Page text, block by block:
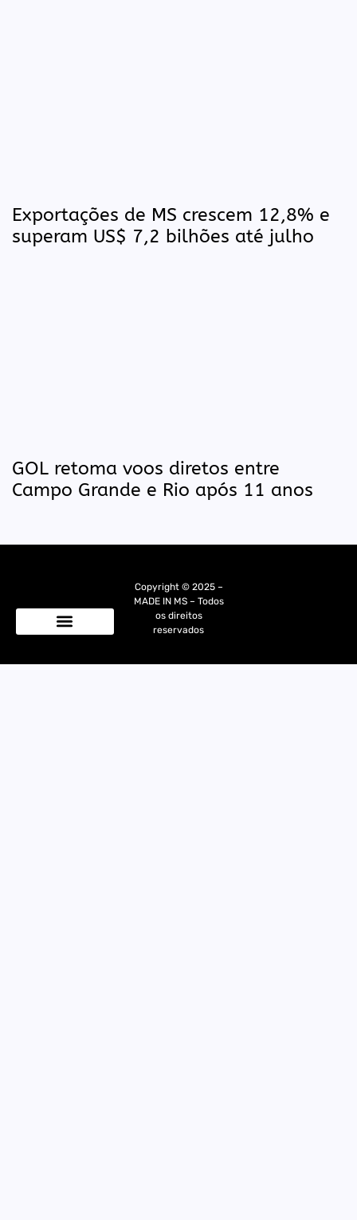
Exportações de MS crescem 12,8% e
superam US$ 7,2 bilhões até julho
GOL retoma voos diretos entre
Campo Grande e Rio após 11 anos
Copyright © 2025 –
MADE IN MS – Todos
os direitos
reservados